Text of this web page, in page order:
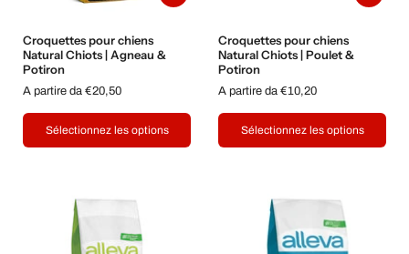
Croquettes pour chiens
Natural Chiots | Agneau &
Potiron
A partire da €20,50
Sélectionnez les options
Croquettes pour chiens
Natural Chiots | Poulet &
Potiron
A partire da €10,20
Sélectionnez les options